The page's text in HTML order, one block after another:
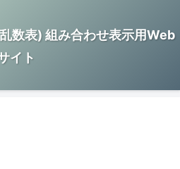
数表) 組み合わせ表示用Web
イト